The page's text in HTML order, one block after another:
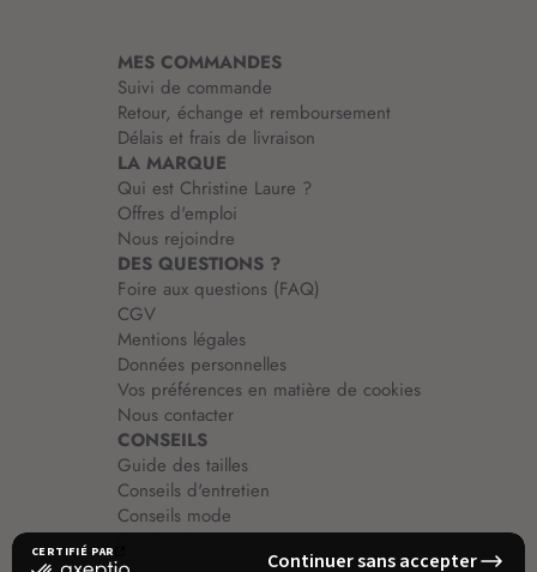
MES COMMANDES
Suivi de commande
Retour, échange et remboursement
Délais et frais de livraison
LA MARQUE
Qui est Christine Laure ?
Offres d'emploi
Nous rejoindre
DES QUESTIONS ?
Foire aux questions (FAQ)
CGV
Mentions légales
Données personnelles
Vos préférences en matière de cookies
Nous contacter
CONSEILS
Guide des tailles
Conseils d'entretien
Conseils mode
Guide vêtements